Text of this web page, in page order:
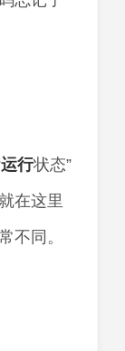
运行状态”
在这里
不同。